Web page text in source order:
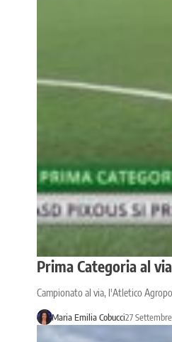
Prima Categoria al
Campionato al via, l'Atletico
Maria Emilia Cobucci27